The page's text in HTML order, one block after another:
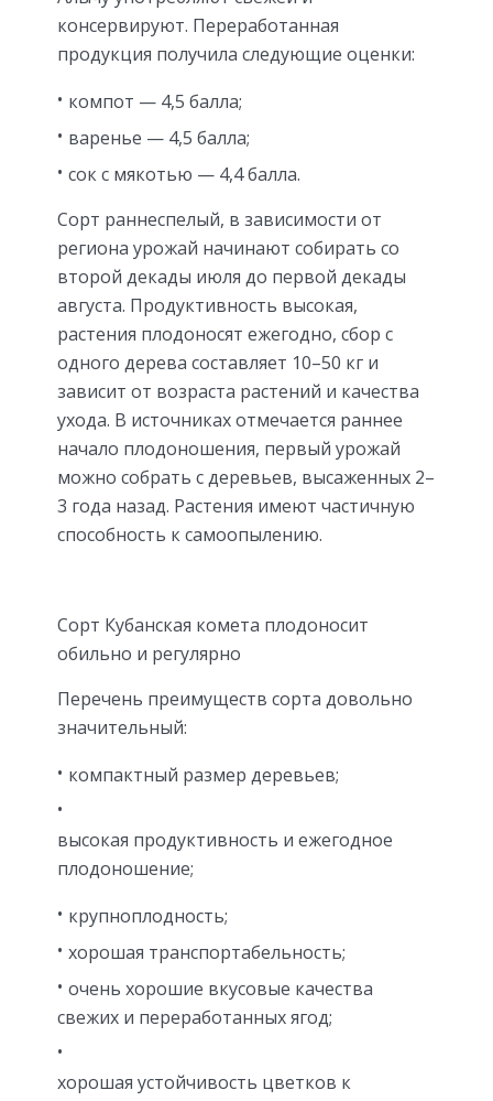
консервируют. Переработанная
продукция получила следующие оценки:
компот — 4,5 балла;
варенье — 4,5 балла;
сок с мякотью — 4,4 балла.
Сорт раннеспелый, в зависимости от
региона урожай начинают собирать со
второй декады июля до первой декады
августа. Продуктивность высокая,
растения плодоносят ежегодно, сбор с
одного дерева составляет 10–50 кг и
зависит от возраста растений и качества
ухода. В источниках отмечается раннее
начало плодоношения, первый урожай
можно собрать с деревьев, высаженных 2–
3 года назад. Растения имеют частичную
способность к самоопылению.
Сорт Кубанская комета плодоносит
обильно и регулярно
Перечень преимуществ сорта довольно
значительный:
компактный размер деревьев;
высокая продуктивность и ежегодное
плодоношение;
крупноплодность;
хорошая транспортабельность;
очень хорошие вкусовые качества
свежих и переработанных ягод;
хорошая устойчивость цветков к